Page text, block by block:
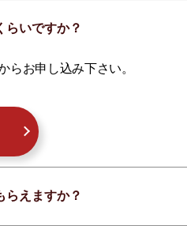
らいですか？
お申し込み下さい。
らえますか？